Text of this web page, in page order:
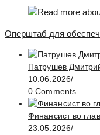
Оперштаб для
Патрушев
10.06.2026/
0 Comments
Финансист во
23.05.2026/